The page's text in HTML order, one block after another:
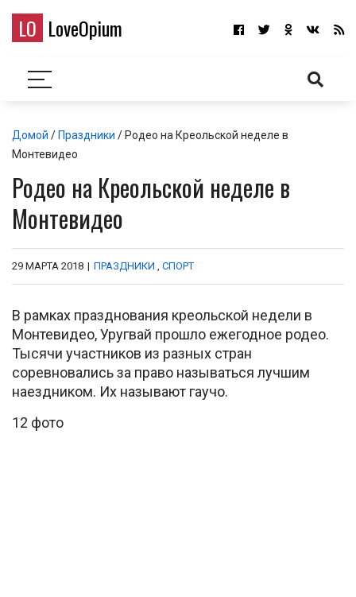
LO LoveOpium
Домой / Праздники / Родео на Креольской неделе в
Монтевидео
Родео на Креольской неделе в
Монтевидео
29 МАРТА 2018 | ПРАЗДНИКИ , СПОРТ
В рамках празднования креольской недели в
Монтевидео, Уругвай прошло ежегодное родео.
Тысячи участников из разных стран
соревновались за право называться лучшим
наездником. Их называют гаучо.
12 фото